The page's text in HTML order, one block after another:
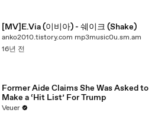
[MV]E.Via (이비아) - 쉐이크 (Shake)
anko2010.tistory.com mp3music0u.sm.am
16년 전
Former Aide Claims She Was Asked to
Make a ‘Hit List’ For Trump
Veuer